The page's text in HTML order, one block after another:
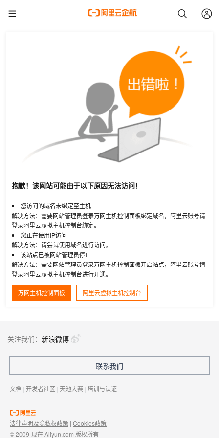
抱歉！该网站可能由于以下原因无法访问！
您访问的域名未绑定至主机
解决方法：需要网站管理员登录万网主机控制面板绑定域名，阿里云账号请
登录阿里云虚拟主机控制台绑定。
您正在使用IP访问
解决方法：请尝试使用域名进行访问。
该站点已被网站管理员停止
解决方法：需要网站管理员登录万网主机控制面板开启站点，阿里云账号请
登录阿里云虚拟主机控制台进行开通。
万网主机控制面板 阿里云虚拟主机控制台